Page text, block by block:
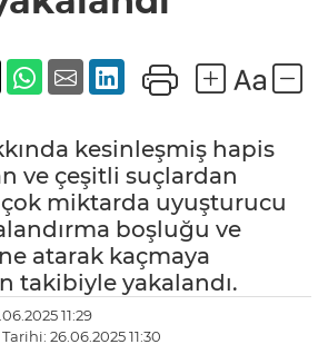
kesinleşmiş hapis
ve çeşitli suçlardan
çok miktarda uyuşturucu
boşluğu ve
atarak kaçmaya
takibiyle yakalandı.
11:29
26.06.2025 11:30